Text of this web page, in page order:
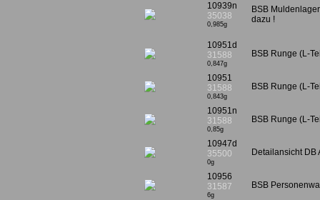
10939n
35038
0,985g
BSB
dazu !
10951d
31588
0,847g
BSB Runge (L-
10951
31588
0,843g
BSB Runge (L-
10951n
31588
0,85g
BSB Runge (L-
10947d
35500
0g
Detailansicht
10956
31587
6g
BSB